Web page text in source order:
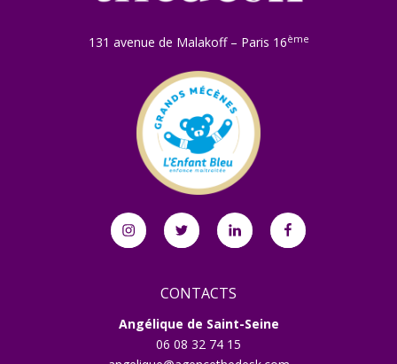
131 avenue de Malakoff – Paris 16ème
InstagramTwitter Linkedin Facebook
CONTACTS
Angélique de Saint-Seine
06 08 32 74 15